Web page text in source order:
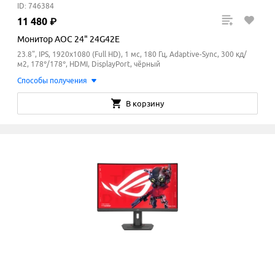
ID: 746384
11 480 ₽
Монитор AOC 24" 24G42E
23.8", IPS, 1920x1080 (Full HD), 1 мс, 180 Гц, Adaptive-Sync, 300 кд/
м2, 178°/178°, HDMI, DisplayPort, чёрный
Способы получения
В корзину